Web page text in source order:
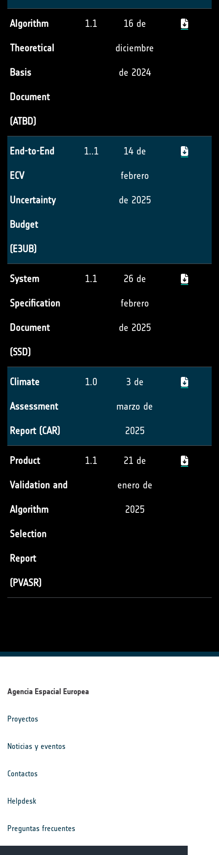
Algorithm
Theoretical
Basis
Document
(ATBD)
1.1 16 de
diciembre
de 2024
End-to-End
ECV
Uncertainty
Budget
(E3UB)
1..1 14 de
febrero
de 2025
System
Specification
Document
(SSD)
1.1 26 de
febrero
de 2025
Climate
Assessment
Report (CAR)
1.0 3 de
marzo de
2025
Product
Validation and
Algorithm
Selection
Report
(PVASR)
1.1 21 de
enero de
2025
Agencia Espacial Europea
Proyectos
Noticias y eventos
Contactos
Helpdesk
Preguntas frecuentes